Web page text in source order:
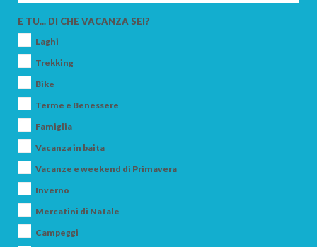
E TU... DI CHE VACANZA SEI?
Laghi
Trekking
Bike
Terme e Benessere
Famiglia
Vacanza in baita
Vacanze e weekend di Primavera
Inverno
Mercatini di Natale
Campeggi